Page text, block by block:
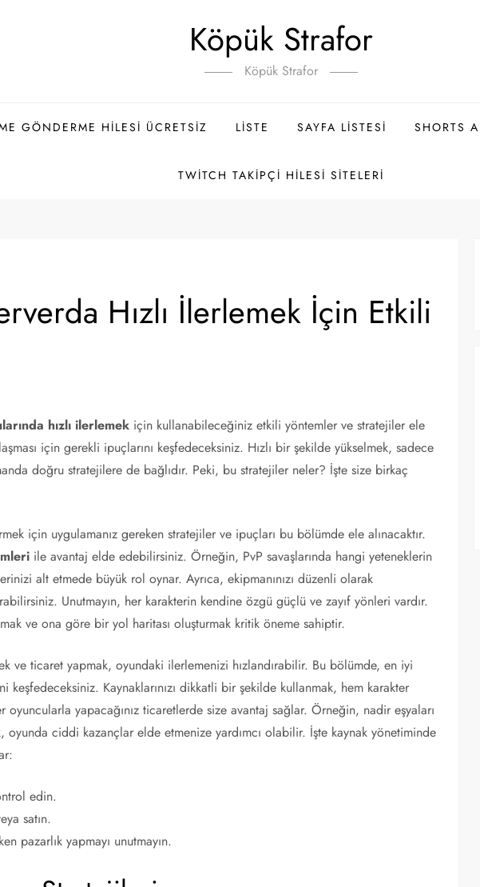
Köpük Strafor
Köpük Strafor
GÖNDERME HILESI ÜCRETSIZ LISTE SAYFA LISTESI SHORTS
TWITCH TAKIPÇI HILESI SITELERI
Hızlı İlerlemek İçin Etkili
hızlı ilerlemek için kullanabileceğiniz etkili yöntemler ve stratejiler ele
için gerekli ipuçlarını keşfedeceksiniz. Hızlı bir şekilde yükselmek, sadece
doğru stratejilere de bağlıdır. Peki, bu stratejiler neler? İşte size birkaç
için uygulamanız gereken stratejiler ve ipuçları bu bölümde ele alınacaktır.
ile avantaj elde edebilirsiniz. Örneğin, PvP savaşlarında hangi yeteneklerin
alt etmede büyük rol oynar. Ayrıca, ekipmanınızı düzenli olarak
Unutmayın, her karakterin kendine özgü güçlü ve zayıf yönleri vardır.
ve ona göre bir yol haritası oluşturmak kritik öneme sahiptir.
ve ticaret yapmak, oyundaki ilerlemenizi hızlandırabilir. Bu bölümde, en iyi
keşfedeceksiniz. Kaynaklarınızı dikkatli bir şekilde kullanmak, hem karakter
oyuncularla yapacağınız ticaretlerde size avantaj sağlar. Örneğin, nadir eşyaları
oyunda ciddi kazançlar elde etmenize yardımcı olabilir. İşte kaynak yönetiminde
edin.
satın.
pazarlık yapmayı unutmayın.